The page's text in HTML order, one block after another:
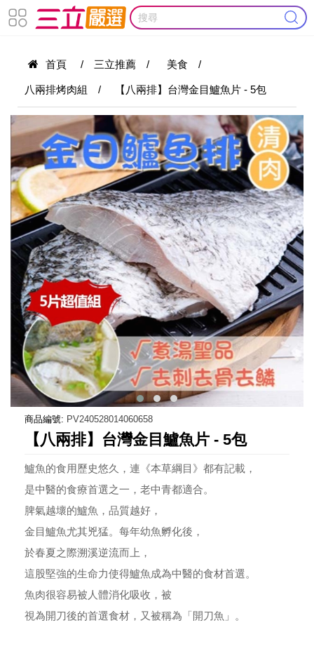
首頁 / 三立推薦 / 美食 /
八兩排烤肉組 / 【八兩排】台灣金目鱸魚片 - 5包
商品編號: PV240528014060658
【八兩排】台灣金目鱸魚片 - 5包
鱸魚的食用歷史悠久，連《本草綱目》都有記載，
是中醫的食療首選之一，老中青都適合。
脾氣越壞的鱸魚，品質越好，
金目鱸魚尤其兇猛。每年幼魚孵化後，
於春夏之際溯溪逆流而上，
這股堅強的生命力使得鱸魚成為中醫的食材首選。
魚肉很容易被人體消化吸收，被
視為開刀後的首選食材，又被稱為「開刀魚」。